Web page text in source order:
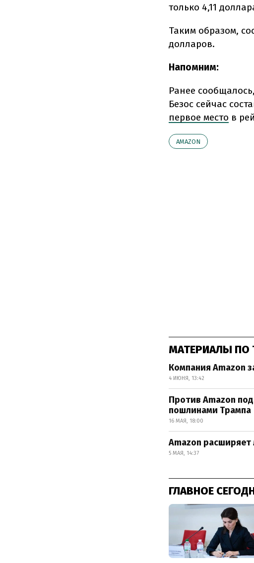
только 4,11
Таким образом,
долларов.
Напомним:
Ранее
Безос сейчас
первое место в
AMAZON
МАТЕРИАЛЫ ПО
Компания Amazon
4 ИЮНЯ, 13:42
Против Amazon
пошлинами Трампа
16 МАЯ, 18:00
Amazon расширяет
5 МАЯ, 14:37
ГЛАВНОЕ